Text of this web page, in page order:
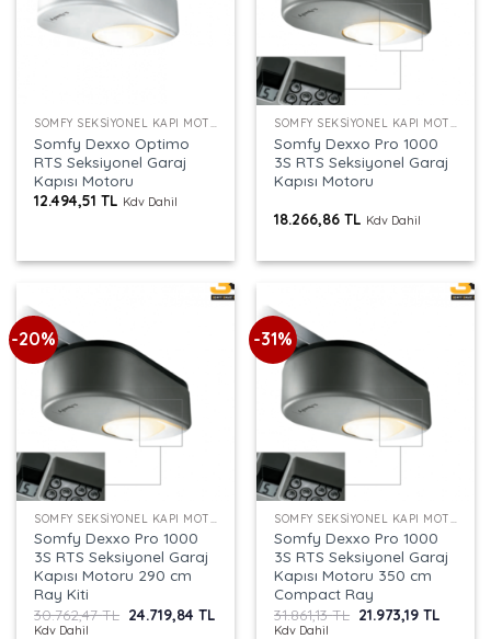
SOMFY SEKSIYONEL KAPI MOTORU
Somfy Dexxo Optimo
RTS Seksiyonel Garaj
Kapısı Motoru
12.494,51TL Kdv Dahil
SOMFY SEKSIYONEL KAPI MOTORU
Somfy Dexxo Pro 1000
3S RTS Seksiyonel Garaj
Kapısı Motoru
18.266,86TL Kdv Dahil
-20%
Somfy Dexxo Pro 1000
3S RTS Seksiyonel Garaj
Kapısı Motoru 290 cm
Ray Kiti
30.762,47TL Orijinal
24.719,84TL
Kdv Dahil
-31%
Somfy Dexxo Pro 1000
3S RTS Seksiyonel Garaj
Kapısı Motoru 350 cm
Compact Ray
31.861,13TL Orijinal
21.973,19TL
Kdv Dahil